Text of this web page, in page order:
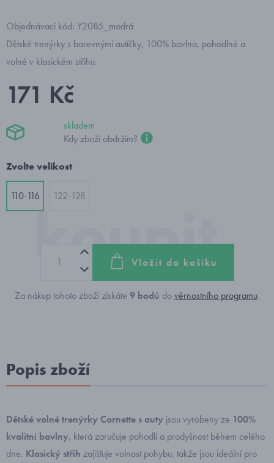
Objednávací kód: Y2085_modrá
Dětské trenýrky s barevnými autíčky, 100% bavlna, pohodlné a
volné v klasickém střihu.
171 Kč
skladem
Kdy zboží obdržím?
Zvolte velikost
110-116 122-128
Vložit do košíku
Za nákup tohoto zboží získáte 9bodů dověrnostního programu.
Popis zboží
Dětské volné trenýrky Cornette s auty jsou vyrobeny ze 100%
kvalitní bavlny, která zaručuje pohodlí a prodyšnost během celého
dne. Klasický střih zajišťuje volnost pohybu, takže jsou ideální pro